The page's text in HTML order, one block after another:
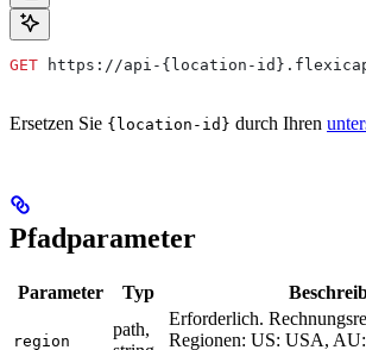
GET https://api-{location-
Ersetzen Sie {location-id} durch Ihren
Pfadparameter
Parameter Typ
region
path,
Erforderlich.
Regionen: US: USA,